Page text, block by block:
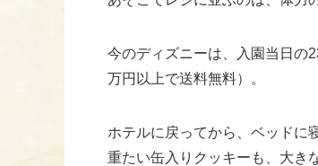
今のディズニーは、入園当日の
万円以上で送料無料）。
ホテルに戻ってから、ベッドに
重たい缶入りクッキーも、大き